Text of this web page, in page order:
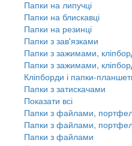
Папки на липучці
Папки на блискавці
Папки на резинці
Папки з зав'язками
Папки з зажимами,
Папки з зажимами,
Кліпборди і папки-
Папки з затискачами
Показати всі
Папки з файлами,
Папки з файлами,
Папки з файлами